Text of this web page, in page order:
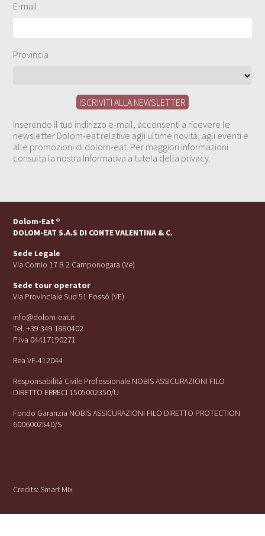
E-mail
Provincia
Inserendo il tuo indirizzo e-mail, acconsenti a ricevere le
newsletter Dolom-eat relative agli ultime novità, agli eventi e
alle promozioni di dolom-eat. Per maggiori informazioni
consulta la nostra Informativa a tutela della privacy.
Dolom-Eat ®
DOLOM-EAT S.A.S DI CONTE VALENTINA & C.
Sede Legale
Via Cornio 17 B 2 Camponogara (Ve)
Sede tour operator
Via Provinciale Sud 51 Fossó (VE)
info@dolom-eat.it
Tel. +39 349 1880402
P.iva 04417190271
Rea VE-412044
Responsabilità Civile Professionale NOBIS ASSICURAZIONI FILO
DIRETTO ERRECI 1505002350/U
Fondo Garanzia NOBIS ASSICURAZIONI FILO DIRETTO PROTECTION
6006002540/S
Credits:Smart Mix